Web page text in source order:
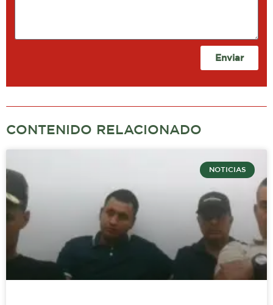
Enviar
CONTENIDO RELACIONADO
NOTICIAS